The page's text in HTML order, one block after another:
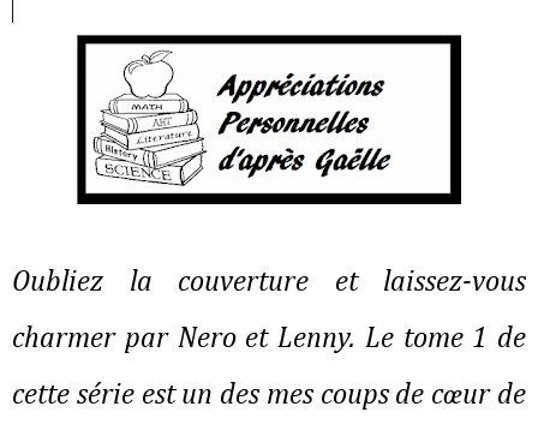
Oubliez la couverture et laissez-vous
charmer par Nero et Lenny. Le tome 1 de
cette série est un des mes coups de cœur de